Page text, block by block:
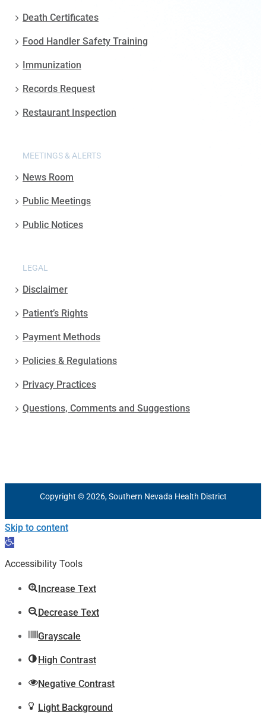
Death Certificates
Food Handler Safety Training
Immunization
Records Request
Restaurant Inspection
MEETINGS & ALERTS
News Room
Public Meetings
Public Notices
LEGAL
Disclaimer
Patient’s Rights
Payment Methods
Policies & Regulations
Privacy Practices
Questions, Comments and Suggestions
Copyright © 2026, Southern Nevada Health District
Skip to content
Open
toolbar
Accessibility Tools
Increase Text
Decrease Text
Grayscale
High Contrast
Negative Contrast
Light Background